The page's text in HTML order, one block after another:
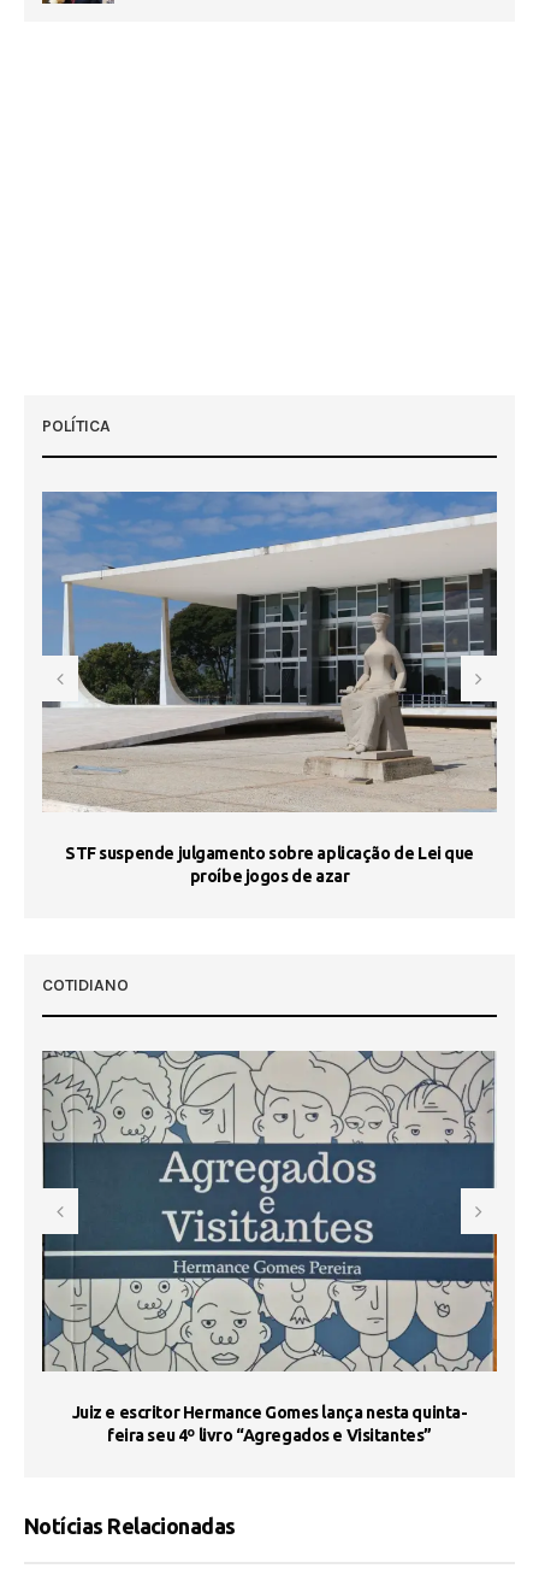
POLÍTICA
STF suspende julgamento sobre aplicação de Lei que
proíbe jogos de azar
COTIDIANO
Juiz e escritor Hermance Gomes lança nesta quinta-
feira seu 4º livro “Agregados e Visitantes”
Notícias Relacionadas